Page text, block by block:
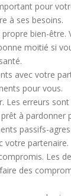
pour
à ses besoins.
bien-être.
moitié si
avec votre
pour vous.
Les erreurs
à pardonner
passifs-
votre partenaire.
Les
des